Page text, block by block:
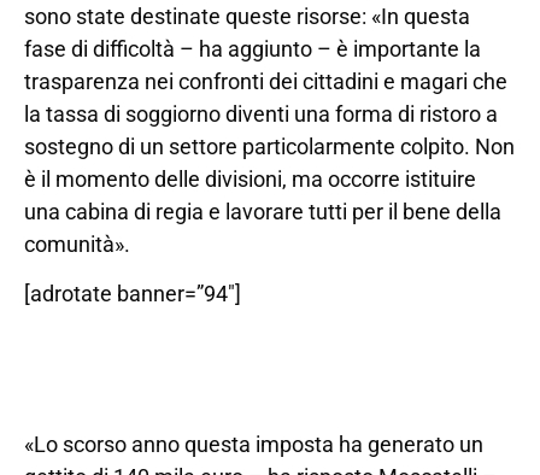
sono state destinate queste risorse: «In questa
fase di difficoltà – ha aggiunto – è importante la
trasparenza nei confronti dei cittadini e magari che
la tassa di soggiorno diventi una forma di ristoro a
sostegno di un settore particolarmente colpito. Non
è il momento delle divisioni, ma occorre istituire
una cabina di regia e lavorare tutti per il bene della
comunità».
[adrotate banner=”94″]
«Lo scorso anno questa imposta ha generato un